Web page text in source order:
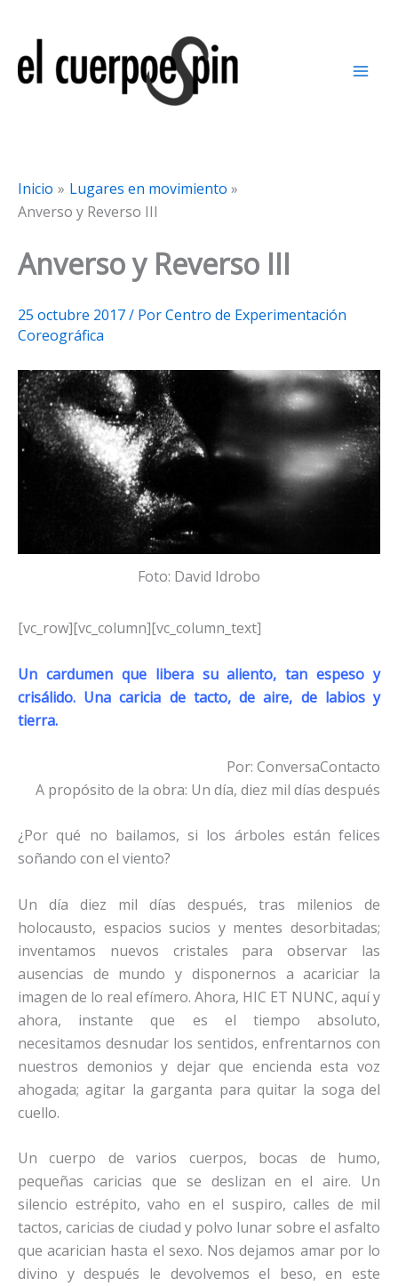
contenido
Inicio
Lugares en movimiento
Anverso y Reverso III
Anverso y Reverso III
25 octubre 2017/ PorCentro de Experimentación
Coreográfica
Foto: David Idrobo
[vc_row][vc_column][vc_column_text]
Un cardumen que libera su aliento, tan espeso y
crisálido. Una caricia de tacto, de aire, de labios y
tierra.
Por: ConversaContacto
A propósito de la obra: Un día, diez mil días después
¿Por qué no bailamos, si los árboles están felices
soñando con el viento?
Un día diez mil días después, tras milenios de
holocausto, espacios sucios y mentes desorbitadas;
inventamos nuevos cristales para observar las
ausencias de mundo y disponernos a acariciar la
imagen de lo real efímero. Ahora, HIC ET NUNC, aquí y
ahora, instante que es el tiempo absoluto,
necesitamos desnudar los sentidos, enfrentarnos con
nuestros demonios y dejar que encienda esta voz
ahogada; agitar la garganta para quitar la soga del
cuello.
Un cuerpo de varios cuerpos, bocas de humo,
pequeñas caricias que se deslizan en el aire. Un
silencio estrépito, vaho en el suspiro, calles de mil
tactos, caricias de ciudad y polvo lunar sobre el asfalto
que acarician hasta el sexo. Nos dejamos amar por lo
divino y después le devolvemos el beso, en este